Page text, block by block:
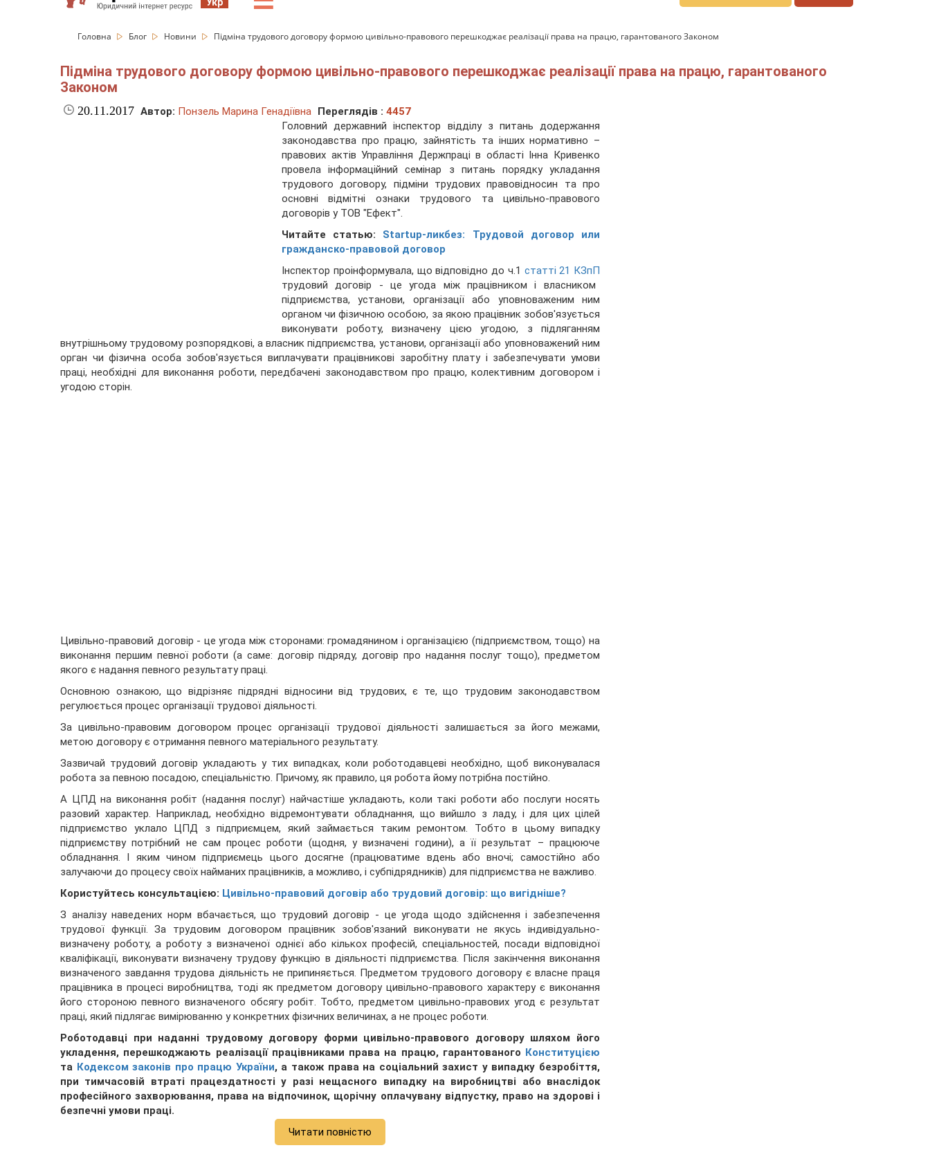
Головна Блог Новини Підміна трудового договору формою цивільно-правового перешкоджає реалізації права на працю, гарантованого Законом
Підміна трудового договору формою цивільно-правового перешкоджає реалізації права на працю, гарантованого
Законом
20.11.2017 Автор: Понзель Марина Генадіївна Переглядів : 4457
Головний державний інспектор відділу з питань додержання
законодавства про працю, зайнятість та інших нормативно –
правових актів Управління Держпраці в області Інна Кривенко
провела інформаційний семінар з питань порядку укладання
трудового договору, підміни трудових правовідносин та про
основні відмітні ознаки трудового та цивільно-правового
договорів у ТОВ "Ефект".
Читайте статью: Startup-ликбез: Трудовой договор или
гражданско-правовой договор
Інспектор проінформувала, що відповідно до ч.1 статті 21 КЗпП
трудовий договір - це угода між працівником і власником
підприємства, установи, організації або уповноваженим ним
органом чи фізичною особою, за якою працівник зобов'язується
виконувати роботу, визначену цією угодою, з підляганням
внутрішньому трудовому розпорядкові, а власник підприємства, установи, організації або уповноважений ним
орган чи фізична особа зобов'язується виплачувати працівникові заробітну плату і забезпечувати умови
праці, необхідні для виконання роботи, передбачені законодавством про працю, колективним договором і
угодою сторін.
Цивільно-правовий договір - це угода між сторонами: громадянином і організацією (підприємством, тощо) на
виконання першим певної роботи (а саме: договір підряду, договір про надання послуг тощо), предметом
якого є надання певного результату праці.
Основною ознакою, що відрізняє підрядні відносини від трудових, є те, що трудовим законодавством
регулюється процес організації трудової діяльності.
За цивільно-правовим договором процес організації трудової діяльності залишається за його межами,
метою договору є отримання певного матеріального результату.
Зазвичай трудовий договір укладають у тих випадках, коли роботодавцеві необхідно, щоб виконувалася
робота за певною посадою, спеціальністю. Причому, як правило, ця робота йому потрібна постійно.
А ЦПД на виконання робіт (надання послуг) найчастіше укладають, коли такі роботи або послуги носять
разовий характер. Наприклад, необхідно відремонтувати обладнання, що вийшло з ладу, і для цих цілей
підприємство уклало ЦПД з підприємцем, який займається таким ремонтом. Тобто в цьому випадку
підприємству потрібний не сам процес роботи (щодня, у визначені години), а її результат – працююче
обладнання. І яким чином підприємець цього досягне (працюватиме вдень або вночі; самостійно або
залучаючи до процесу своїх найманих працівників, а можливо, і субпідрядників) для підприємства не важливо.
Користуйтесь консультацією: Цивільно-правовий договір або трудовий договір: що вигідніше?
З аналізу наведених норм вбачається, що трудовий договір - це угода щодо здійснення і забезпечення
трудової функції. За трудовим договором працівник зобов'язаний виконувати не якусь індивідуально-
визначену роботу, а роботу з визначеної однієї або кількох професій, спеціальностей, посади відповідної
кваліфікації, виконувати визначену трудову функцію в діяльності підприємства. Після закінчення виконання
визначеного завдання трудова діяльність не припиняється. Предметом трудового договору є власне праця
працівника в процесі виробництва, тоді як предметом договору цивільно-правового характеру є виконання
його стороною певного визначеного обсягу робіт. Тобто, предметом цивільно-правових угод є результат
праці, який підлягає вимірюванню у конкретних фізичних величинах, а не процес роботи.
Роботодавці при наданні трудовому договору форми цивільно-правового договору шляхом його
укладення, перешкоджають реалізації працівниками права на працю, гарантованого Конституцією
та Кодексом законів про працю України, а також права на соціальний захист у випадку безробіття,
при тимчасовій втраті працездатності у разі нещасного випадку на виробництві або внаслідок
професійного захворювання, права на відпочинок, щорічну оплачувану відпустку, право на здорові і
безпечні умови праці.
Читати повністю